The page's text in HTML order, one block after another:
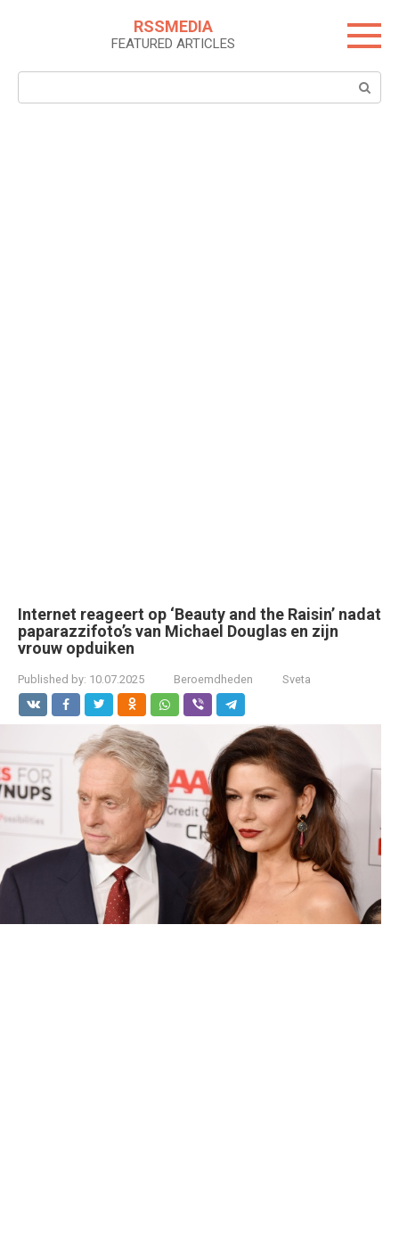
RSSMEDIA
FEATURED ARTICLES
Search:
Internet reageert op ‘Beauty and the Raisin’ nadat
paparazzifoto’s van Michael Douglas en zijn
vrouw opduiken
Published by: 10.07.2025 Beroemdheden Sveta